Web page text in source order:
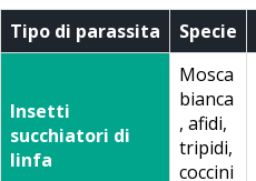
Tipo di parassita Specie
Insetti
succhiatori di
linfa
Mosca
bianca
, afidi,
tripidi,
coccini